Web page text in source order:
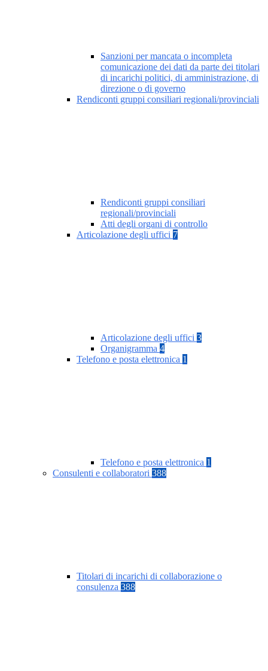
Sanzioni per mancata o incompleta
comunicazione dei dati da parte dei titolari
di incarichi politici, di amministrazione, di
direzione o di governo
Rendiconti gruppi consiliari regionali/provinciali
Rendiconti gruppi consiliari
regionali/provinciali
Atti degli organi di controllo
Articolazione degli uffici 7
Articolazione degli uffici 3
Organigramma 4
Telefono e posta elettronica 1
Telefono e posta elettronica 1
Consulenti e collaboratori 388
Titolari di incarichi di collaborazione o
consulenza 388